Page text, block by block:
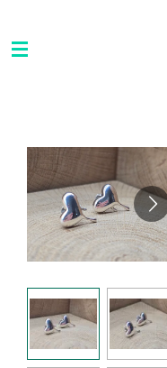
direct
naar